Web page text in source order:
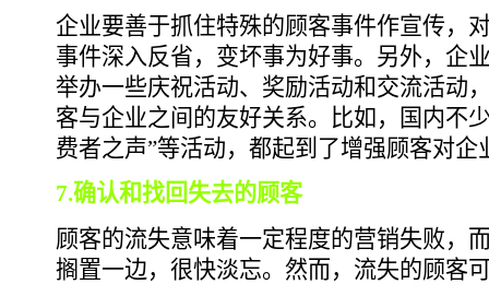
企业要善于抓住特殊的顾客事件作宣传，
事件深入反省，变坏事为好事。另外，企
举办一些庆祝活动、奖励活动和交流活动
客与企业之间的友好关系。比如，国内不
费者之声”等活动，都起到了增强顾客对
7.确认和找回失去的顾客
顾客的流失意味着一定程度的营销失败，
搁置一边，很快淡忘。然而，流失的顾客